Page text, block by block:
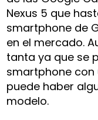
Nexus 5 que
smartphone de
en el mercado.
tanta ya que se
smartphone con
puede haber
modelo.